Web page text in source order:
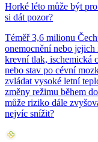
Horké léto může být
si dát pozor?
Téměř 3,6 milionu
onemocnění nebo
krevní tlak, ischemická
nebo stav po cévní
zvládat vysoké letní
změny režimu během
může riziko dále
nejvíc snížit?